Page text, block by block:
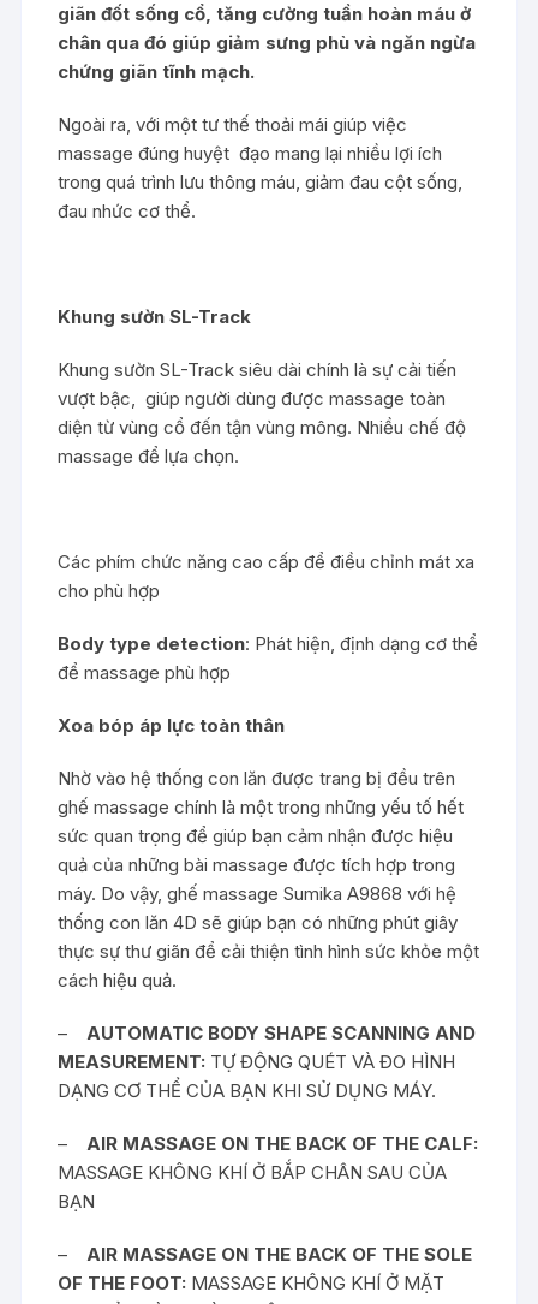
giãn đốt sống cổ, tăng cường tuần hoàn máu ở
chân qua đó giúp giảm sưng phù và ngăn ngừa
chứng giãn tĩnh mạch.
Ngoài ra, với một tư thế thoải mái giúp việc
massage đúng huyệt đạo mang lại nhiều lợi ích
trong quá trình lưu thông máu, giảm đau cột sống,
đau nhức cơ thể.
Khung sườn SL-Track
Khung sườn SL-Track siêu dài chính là sự cải tiến
vượt bậc, giúp người dùng được massage toàn
diện từ vùng cổ đến tận vùng mông. Nhiều chế độ
massage để lựa chọn.
Các phím chức năng cao cấp để điều chỉnh mát xa
cho phù hợp
Body type detection: Phát hiện, định dạng cơ thể
để massage phù hợp
Xoa bóp áp lực toàn thân
Nhờ vào hệ thống con lăn được trang bị đều trên
ghế massage chính là một trong những yếu tố hết
sức quan trọng để giúp bạn cảm nhận được hiệu
quả của những bài massage được tích hợp trong
máy. Do vậy, ghế massage Sumika A9868 với hệ
thống con lăn 4D sẽ giúp bạn có những phút giây
thực sự thư giãn để cải thiện tình hình sức khỏe một
cách hiệu quả.
–AUTOMATIC BODY SHAPE SCANNING AND
MEASUREMENT: TỰ ĐỘNG QUÉT VÀ ĐO HÌNH
DẠNG CƠ THỂ CỦA BẠN KHI SỬ DỤNG MÁY.
–AIR MASSAGE ON THE BACK OF THE CALF:
MASSAGE KHÔNG KHÍ Ở BẮP CHÂN SAU CỦA
BẠN
–AIR MASSAGE ON THE BACK OF THE SOLE
OF THE FOOT: MASSAGE KHÔNG KHÍ Ở MẶT